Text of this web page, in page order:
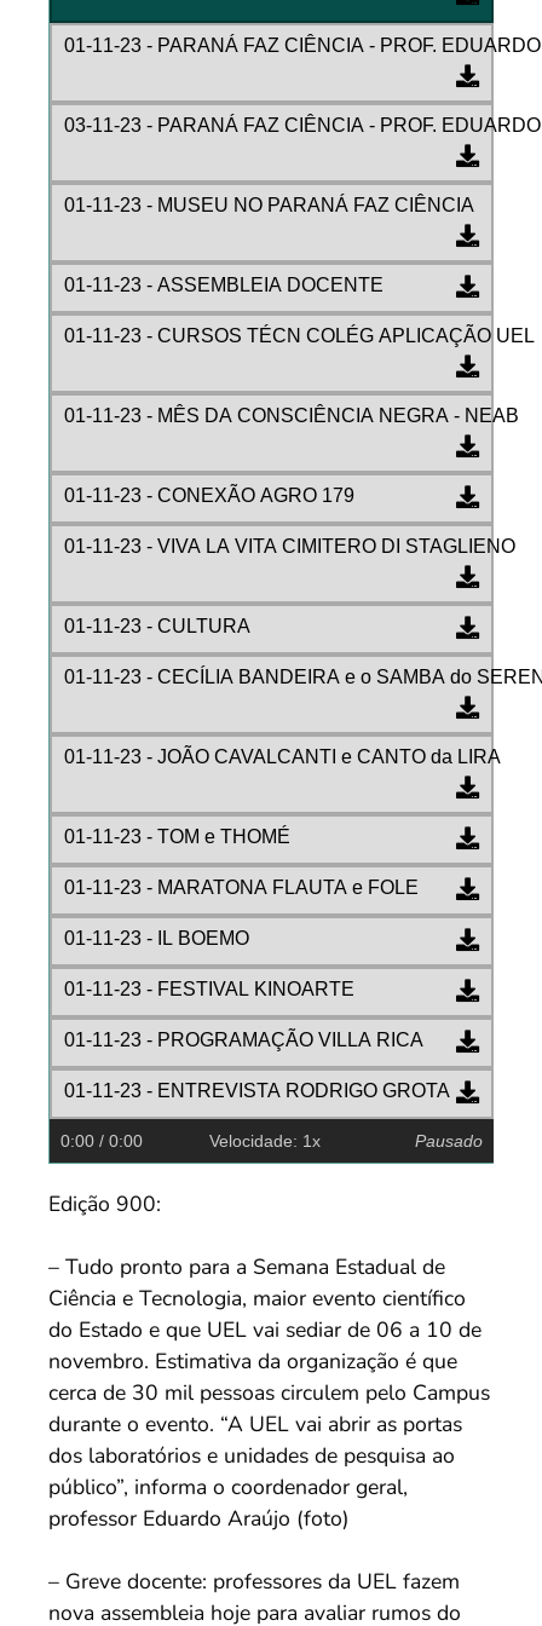
01-11-23 - PARANÁ FAZ CIÊNCIA - PROF.
03-11-23 - PARANÁ FAZ CIÊNCIA - PROF.
01-11-23 - MUSEU NO PARANÁ FAZ CIÊNCIA
01-11-23 - ASSEMBLEIA DOCENTE
01-11-23 - CURSOS TÉCN COLÉG APLICAÇÃO UEL
01-11-23 - MÊS DA CONSCIÊNCIA NEGRA - NEAB
01-11-23 - CONEXÃO AGRO 179
01-11-23 - VIVA LA VITA CIMITERO DI STAGLIENO
01-11-23 - CULTURA
01-11-23 - CECÍLIA BANDEIRA e o SAMBA do
01-11-23 - JOÃO CAVALCANTI e CANTO da LIRA
01-11-23 - TOM e THOMÉ
01-11-23 - MARATONA FLAUTA e FOLE
01-11-23 - IL BOEMO
01-11-23 - FESTIVAL KINOARTE
01-11-23 - PROGRAMAÇÃO VILLA RICA
01-11-23 - ENTREVISTA RODRIGO GROTA
0:00 / 0:00 Velocidade: 1x Pausado
Edição 900:
– Tudo pronto para a Semana Estadual de
Ciência e Tecnologia, maior evento científico
do Estado e que UEL vai sediar de 06 a 10 de
novembro. Estimativa da organização é que
cerca de 30 mil pessoas circulem pelo Campus
durante o evento. “A UEL vai abrir as portas
dos laboratórios e unidades de pesquisa ao
público”, informa o coordenador geral,
professor Eduardo Araújo (foto)
– Greve docente: professores da UEL fazem
nova assembleia hoje para avaliar rumos do